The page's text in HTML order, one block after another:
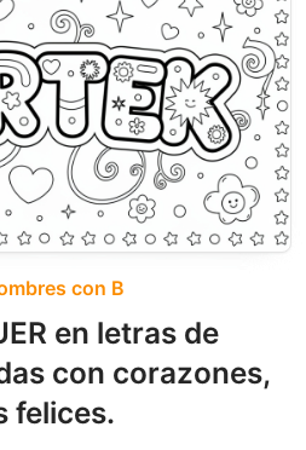
con B
en letras de
con corazones,
felices.